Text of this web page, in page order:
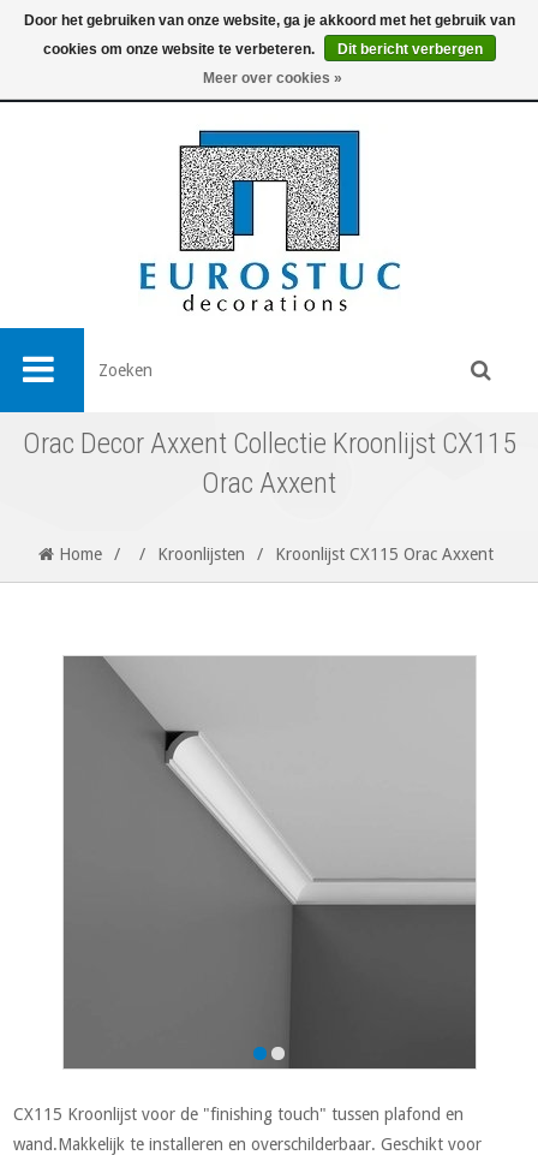
0
Orac Decor Axxent Collectie Kroonlijst CX115
Orac Axxent
Home / / Kroonlijsten / Kroonlijst CX115 Orac Axxent
CX115 Kroonlijst voor de "finishing touch" tussen plafond en
wand.Makkelijk te installeren en overschilderbaar. Geschikt voor
Door het gebruiken van onze website, ga je akkoord met het gebruik van
cookies om onze website te verbeteren.
Dit bericht verbergen
Meer over cookies »